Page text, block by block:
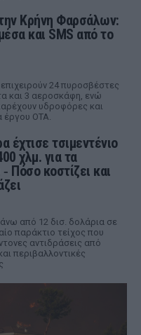
Κρήνη Φαρσάλων:
και SMS από το
24 πυροσβέστες
και 3 αεροσκάφη, ενώ
υδροφόρες και
έργου ΟΤΑ.
έχτισε τσιμεντένιο
χλμ. για τα
Πόσο κοστίζει και
από 12 δισ. δολάρια σε
παράκτιο τείχος που
αντιδράσεις από
περιβαλλοντικές